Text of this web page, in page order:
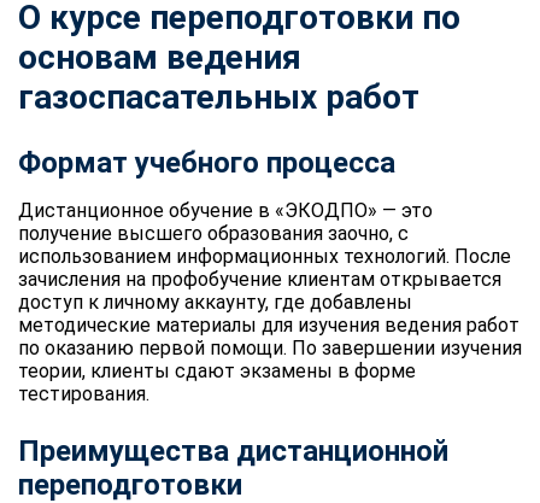
О курсе переподготовки по
основам ведения
газоспасательных работ
Формат учебного процесса
Дистанционное обучение в «ЭКОДПО» — это
получение высшего образования заочно, с
использованием информационных технологий. После
зачисления на профобучение клиентам открывается
доступ к личному аккаунту, где добавлены
методические материалы для изучения ведения работ
по оказанию первой помощи. По завершении изучения
теории, клиенты сдают экзамены в форме
тестирования.
Преимущества дистанционной
переподготовки